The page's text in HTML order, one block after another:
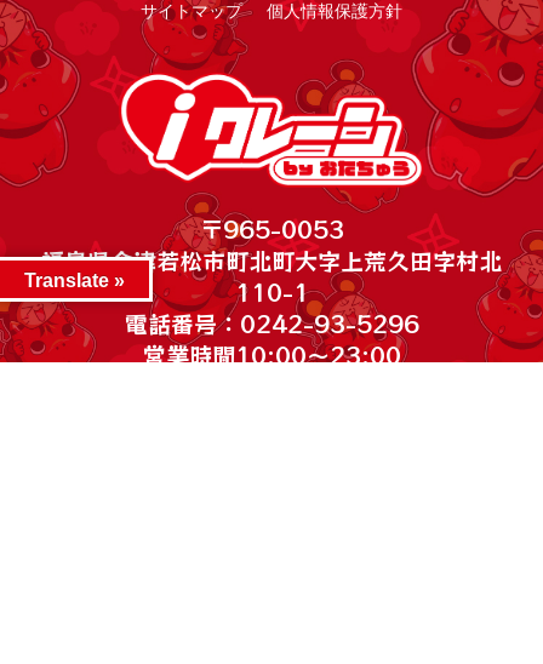
サイトマップ 個人情報保護方針
〒965-0053
福島県会津若松市町北町大字上荒久田字村北
110-1
電話番号：0242-93-5296
営業時間10:00～23:00
Translate »